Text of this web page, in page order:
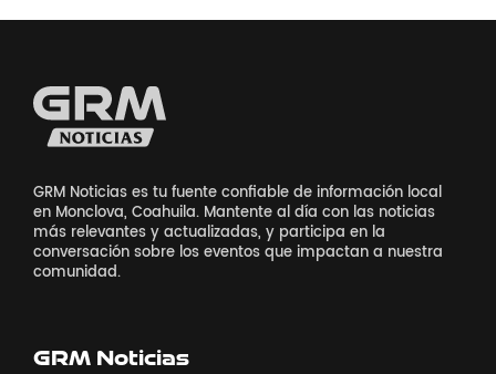
GRM Noticias es tu fuente confiable de información local
en Monclova, Coahuila. Mantente al día con las noticias
más relevantes y actualizadas, y participa en la
conversación sobre los eventos que impactan a nuestra
comunidad.
GRM Noticias